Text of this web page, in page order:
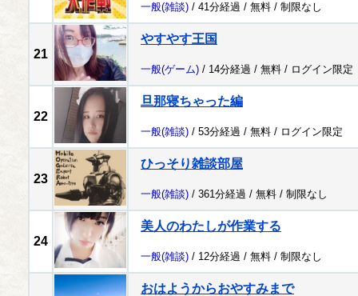
一般(雑談) / 41分経過 / 無料 / 制限なし
21
やすやす王国
一般(ゲーム) / 14分経過 / 無料 / ログイン限定
22
旦那寝ちゃった編
一般(雑談) / 53分経過 / 無料 / ログイン限定
23
ひっそり雑談部屋
一般(雑談) / 361分経過 / 無料 / 制限なし
24
美人のわたしが作業する
一般(雑談) / 12分経過 / 無料 / 制限なし
おはようからおやすみまで